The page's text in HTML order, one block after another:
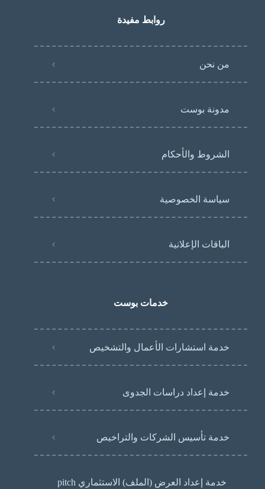
روابط مفيدة
من نحن
مدونة بوست
الشروط والأحكام
سياسة الخصوصية
الباقات الإعلانية
خدمات بوست
خدمة استشارات الأعمال والتشخيص
خدمة إعداد دراسات الجدوى
خدمة تأسيس الشركات والتراخيص
خدمة إعداد العرض (الملف) الاستثماري pitch